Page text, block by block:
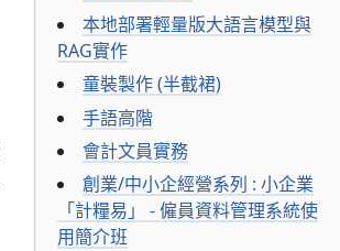
本地部署輕量版大語言模型與
RAG實作
童裝製作 (半截裙)
手語高階
會計文員實務
創業/中小企經營系列 : 小企業
「計糧易」 - 僱員資料管理系統使
用簡介班